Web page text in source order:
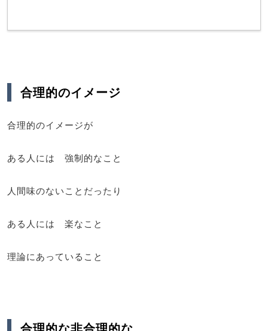
合理的のイメージ
合理的のイメージが
ある人には 強制的なこと
人間味のないことだったり
ある人には 楽なこと
理論にあっていること